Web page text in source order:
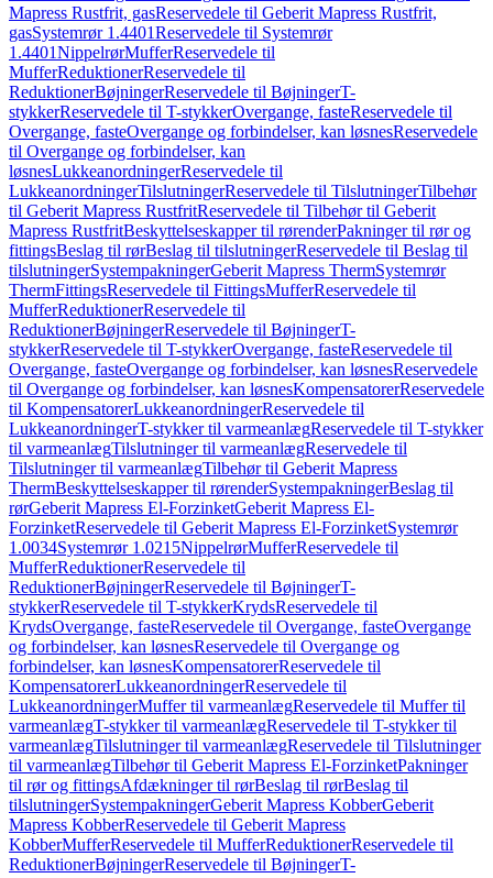
Mapress Rustfrit, gasReservedele til Geberit Mapress Rustfrit,
gasSystemrør 1.4401Reservedele til Systemrør
1.4401NippelrørMufferReservedele til
MufferReduktionerReservedele til
ReduktionerBøjningerReservedele til BøjningerT-
stykkerReservedele til T-stykkerOvergange, fasteReservedele til
Overgange, fasteOvergange og forbindelser, kan løsnesReservedele
til Overgange og forbindelser, kan
løsnesLukkeanordningerReservedele til
LukkeanordningerTilslutningerReservedele til TilslutningerTilbehør
til Geberit Mapress RustfritReservedele til Tilbehør til Geberit
Mapress RustfritBeskyttelseskapper til rørenderPakninger til rør og
fittingsBeslag til rørBeslag til tilslutningerReservedele til Beslag til
tilslutningerSystempakningerGeberit Mapress ThermSystemrør
ThermFittingsReservedele til FittingsMufferReservedele til
MufferReduktionerReservedele til
ReduktionerBøjningerReservedele til BøjningerT-
stykkerReservedele til T-stykkerOvergange, fasteReservedele til
Overgange, fasteOvergange og forbindelser, kan løsnesReservedele
til Overgange og forbindelser, kan løsnesKompensatorerReservedele
til KompensatorerLukkeanordningerReservedele til
LukkeanordningerT-stykker til varmeanlægReservedele til T-stykker
til varmeanlægTilslutninger til varmeanlægReservedele til
Tilslutninger til varmeanlægTilbehør til Geberit Mapress
ThermBeskyttelseskapper til rørenderSystempakningerBeslag til
rørGeberit Mapress El-ForzinketGeberit Mapress El-
ForzinketReservedele til Geberit Mapress El-ForzinketSystemrør
1.0034Systemrør 1.0215NippelrørMufferReservedele til
MufferReduktionerReservedele til
ReduktionerBøjningerReservedele til BøjningerT-
stykkerReservedele til T-stykkerKrydsReservedele til
KrydsOvergange, fasteReservedele til Overgange, fasteOvergange
og forbindelser, kan løsnesReservedele til Overgange og
forbindelser, kan løsnesKompensatorerReservedele til
KompensatorerLukkeanordningerReservedele til
LukkeanordningerMuffer til varmeanlægReservedele til Muffer til
varmeanlægT-stykker til varmeanlægReservedele til T-stykker til
varmeanlægTilslutninger til varmeanlægReservedele til Tilslutninger
til varmeanlægTilbehør til Geberit Mapress El-ForzinketPakninger
til rør og fittingsAfdækninger til rørBeslag til rørBeslag til
tilslutningerSystempakningerGeberit Mapress KobberGeberit
Mapress KobberReservedele til Geberit Mapress
KobberMufferReservedele til MufferReduktionerReservedele til
ReduktionerBøjningerReservedele til BøjningerT-